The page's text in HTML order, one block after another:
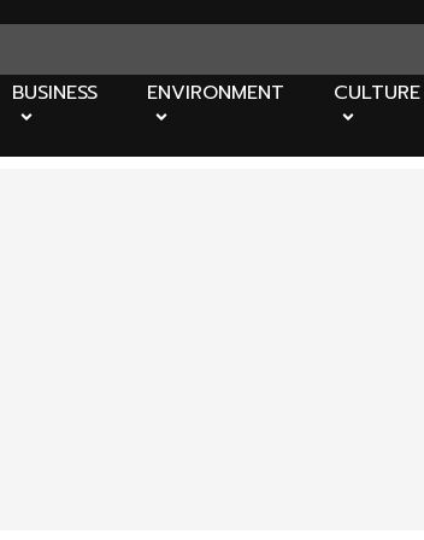
BUSINESS ENVIRONMENT CULTURE